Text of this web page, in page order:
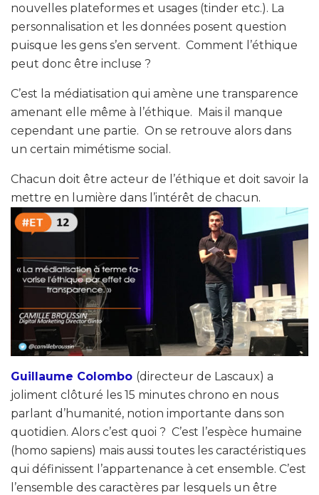
nouvelles plateformes et usages (tinder etc.). La
personnalisation et les données posent question
puisque les gens s’en servent. Comment l’éthique
peut donc être incluse ?
C’est la médiatisation qui amène une transparence
amenant elle même à l’éthique. Mais il manque
cependant une partie. On se retrouve alors dans
un certain mimétisme social.
Chacun doit être acteur de l’éthique et doit savoir la
mettre en lumière dans l’intérêt de chacun.
Guillaume Colombo (directeur de Lascaux) a
joliment clôturé les 15 minutes chrono en nous
parlant d’humanité, notion importante dans son
quotidien. Alors c’est quoi ? C’est l’espèce humaine
(homo sapiens) mais aussi toutes les caractéristiques
qui définissent l’appartenance à cet ensemble. C’est
l’ensemble des caractères par lesquels un être